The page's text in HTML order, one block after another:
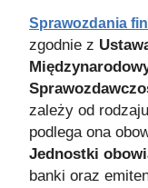
Sprawozdania
zgodnie z
zależy od
podlega ona
Jednostki
banki oraz